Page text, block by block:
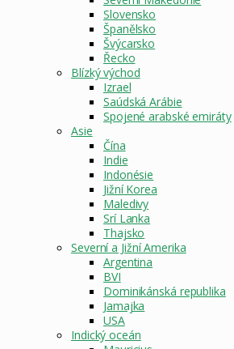
Slovensko
Španělsko
Švýcarsko
Řecko
Blízký východ
Izrael
Saúdská Arábie
Spojené arabské emiráty
Asie
Čína
Indie
Indonésie
Jižní Korea
Maledivy
Srí Lanka
Thajsko
Severní a Jižní Amerika
Argentina
BVI
Dominikánská republika
Jamajka
USA
Indický oceán